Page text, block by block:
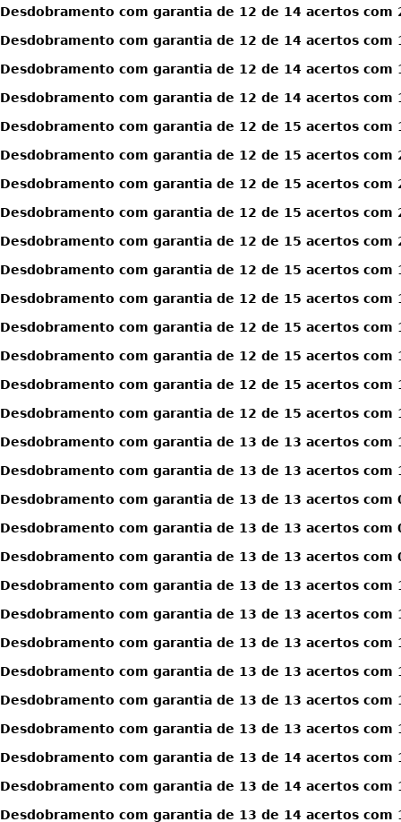
Desdobramento com garantia de 12 de 14 acertos com
Desdobramento com garantia de 12 de 14 acertos com
Desdobramento com garantia de 12 de 14 acertos com
Desdobramento com garantia de 12 de 14 acertos com
Desdobramento com garantia de 12 de 15 acertos com
Desdobramento com garantia de 12 de 15 acertos com
Desdobramento com garantia de 12 de 15 acertos com
Desdobramento com garantia de 12 de 15 acertos com
Desdobramento com garantia de 12 de 15 acertos com
Desdobramento com garantia de 12 de 15 acertos com
Desdobramento com garantia de 12 de 15 acertos com
Desdobramento com garantia de 12 de 15 acertos com
Desdobramento com garantia de 12 de 15 acertos com
Desdobramento com garantia de 12 de 15 acertos com
Desdobramento com garantia de 12 de 15 acertos com
Desdobramento com garantia de 13 de 13 acertos com
Desdobramento com garantia de 13 de 13 acertos com
Desdobramento com garantia de 13 de 13 acertos com
Desdobramento com garantia de 13 de 13 acertos com
Desdobramento com garantia de 13 de 13 acertos com
Desdobramento com garantia de 13 de 13 acertos com
Desdobramento com garantia de 13 de 13 acertos com
Desdobramento com garantia de 13 de 13 acertos com
Desdobramento com garantia de 13 de 13 acertos com
Desdobramento com garantia de 13 de 13 acertos com
Desdobramento com garantia de 13 de 13 acertos com
Desdobramento com garantia de 13 de 14 acertos com
Desdobramento com garantia de 13 de 14 acertos com
Desdobramento com garantia de 13 de 14 acertos com